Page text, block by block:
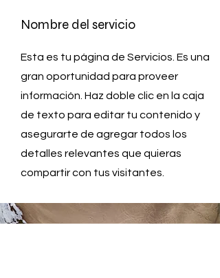
Nombre del servicio
Esta es tu página de Servicios. Es una
gran oportunidad para proveer
información. Haz doble clic en la caja
de texto para editar tu contenido y
asegurarte de agregar todos los
detalles relevantes que quieras
compartir con tus visitantes.